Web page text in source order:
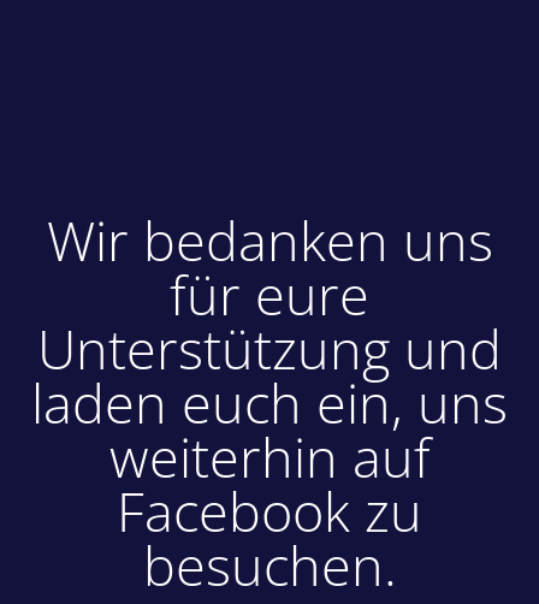
Wir bedanken uns
für eure
Unterstützung und
laden euch ein, uns
weiterhin auf
Facebook zu
besuchen.